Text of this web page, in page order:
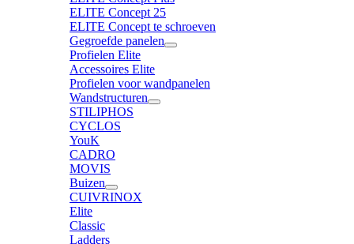
ELITE Concept 25
ELITE Concept te schroeven
Gegroefde panelen
Profielen Elite
Accessoires Elite
Profielen voor wandpanelen
Wandstructuren
STILIPHOS
CYCLOS
YouK
CADRO
MOVIS
Buizen
CUIVRINOX
Elite
Classic
Ladders